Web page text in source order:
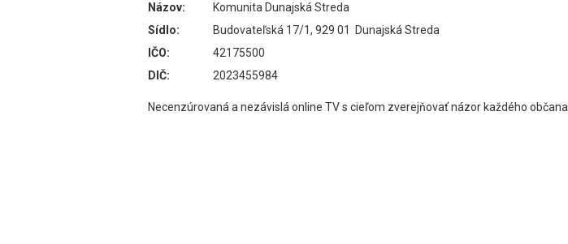
Názov:
Komunita Dunajská Streda
Sídlo:
Budovateľská 17/1, 929 01 Dunajská Streda
IČO:
42175500
DIČ:
2023455984
Necenzúrovaná a nezávislá online TV s cieľom zverejňovať názor každého občana.